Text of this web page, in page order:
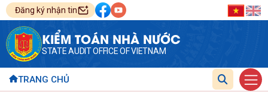
Đăng ký nhận tin
KIỂM TOÁN NHÀ NƯỚC
STATE AUDIT OFFICE OF VIETNAM
TRANG CHỦ